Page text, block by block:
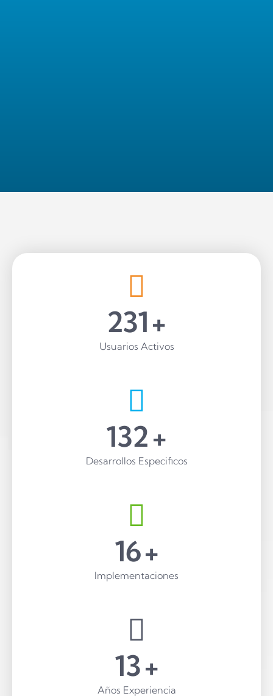
350 +
Usuarios Activos
200 +
Desarrollos Especificos
25+
Implementaciones
20+
Años Experiencia